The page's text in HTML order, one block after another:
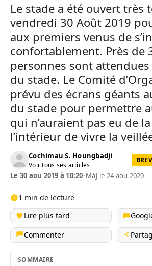
Le stade a été ouvert très
vendredi 30 Août 2019
aux premiers venus de
confortablement. Près de
personnes sont attendues
du stade. Le Comité
prévu des écrans géants
du stade pour permettre
qui n’auraient pas eu de
l’intérieur de vivre la
Cochimau S. Houngbadji
Voir tous ses articles
Le 30 aou 2019 à 10:20•MàJ le 24 aou 2020
1 min de lecture
Lire plus tard
Commenter
SOMMAIRE